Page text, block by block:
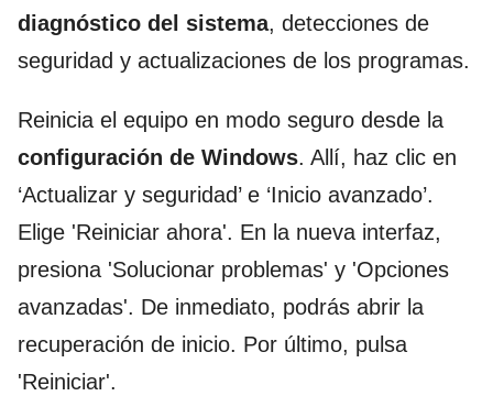
diagnóstico del sistema, detecciones de
seguridad y actualizaciones de los programas.
Reinicia el equipo en modo seguro desde la
configuración de Windows. Allí, haz clic en
‘Actualizar y seguridad’ e ‘Inicio avanzado’.
Elige 'Reiniciar ahora'. En la nueva interfaz,
presiona 'Solucionar problemas' y 'Opciones
avanzadas'. De inmediato, podrás abrir la
recuperación de inicio. Por último, pulsa
'Reiniciar'.